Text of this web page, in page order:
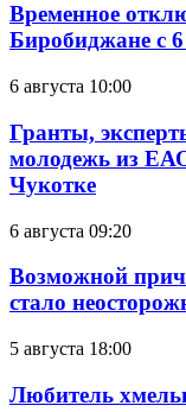
Временное
Биробиджане с 6
6 августа 10:00
Гранты,
молодежь из
Чукотке
6 августа 09:20
Возможной
стало
5 августа 18:00
Любитель